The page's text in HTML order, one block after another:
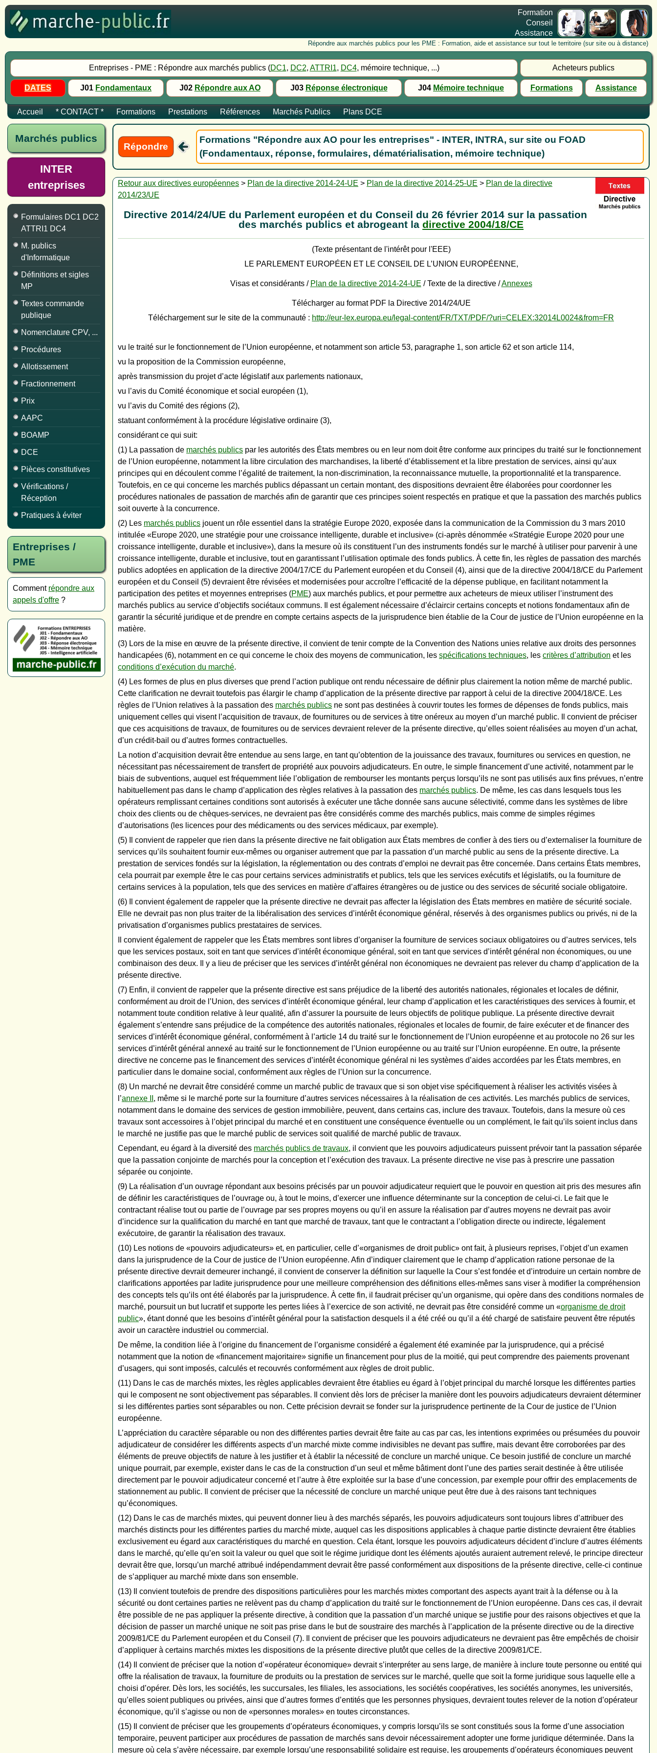
Formation
Conseil
Assistance
Répondre aux marchés publics pour les PME : Formation, aide et assistance sur tout le territoire (sur site ou à distance)
Entreprises - PME : Répondre aux marchés publics (DC1, DC2, ATTRI1, DC4, mémoire technique, ...) Acheteurs publics
DATES J01 Fondamentaux J02 Répondre aux AO J03 Réponse électronique J04 Mémoire technique Formations Assistance
Accueil * CONTACT * Formations Prestations Références Marchés Publics Plans DCE
Marchés publics
INTER
entreprises
Formulaires DC1 DC2
ATTRI1 DC4
M. publics
d'Informatique
Définitions et sigles
MP
Textes commande
publique
Nomenclature CPV, ...
Procédures
Allotissement
Fractionnement
Prix
AAPC
BOAMP
DCE
Pièces constitutives
Vérifications /
Réception
Pratiques à éviter
Entreprises /
PME
Comment répondre aux
appels d'offre ?
Répondre
Formations "Répondre aux AO pour les entreprises" - INTER, INTRA, sur site ou FOAD
(Fondamentaux, réponse, formulaires, dématérialisation, mémoire technique)
Retour aux directives européennes > Plan de la directive 2014-24-UE > Plan de la directive 2014-25-UE > Plan de la directive
2014/23/UE
Directive 2014/24/UE du Parlement européen et du Conseil du 26 février 2014 sur la passation
des marchés publics et abrogeant la directive 2004/18/CE
(Texte présentant de l'intérêt pour l'EEE)
LE PARLEMENT EUROPÉEN ET LE CONSEIL DE L’UNION EUROPÉENNE,
Visas et considérants / Plan de la directive 2014-24-UE / Texte de la directive /Annexes
Télécharger au format PDF la Directive 2014/24/UE
Téléchargement sur le site de la communauté : http://eur-lex.europa.eu/legal-content/FR/TXT/PDF/?uri=CELEX:32014L0024&from=FR
vu le traité sur le fonctionnement de l’Union européenne, et notamment son article 53, paragraphe 1, son article 62 et son article 114,
vu la proposition de la Commission européenne,
après transmission du projet d’acte législatif aux parlements nationaux,
vu l’avis du Comité économique et social européen (1),
vu l’avis du Comité des régions (2),
statuant conformément à la procédure législative ordinaire (3),
considérant ce qui suit:
(1) La passation de marchés publics par les autorités des États membres ou en leur nom doit être conforme aux principes du traité sur le fonctionnement
de l’Union européenne, notamment la libre circulation des marchandises, la liberté d’établissement et la libre prestation de services, ainsi qu’aux
principes qui en découlent comme l’égalité de traitement, la non-discrimination, la reconnaissance mutuelle, la proportionnalité et la transparence.
Toutefois, en ce qui concerne les marchés publics dépassant un certain montant, des dispositions devraient être élaborées pour coordonner les
procédures nationales de passation de marchés afin de garantir que ces principes soient respectés en pratique et que la passation des marchés publics
soit ouverte à la concurrence.
(2) Les marchés publics jouent un rôle essentiel dans la stratégie Europe 2020, exposée dans la communication de la Commission du 3 mars 2010
intitulée «Europe 2020, une stratégie pour une croissance intelligente, durable et inclusive» (ci-après dénommée «Stratégie Europe 2020 pour une
croissance intelligente, durable et inclusive»), dans la mesure où ils constituent l’un des instruments fondés sur le marché à utiliser pour parvenir à une
croissance intelligente, durable et inclusive, tout en garantissant l’utilisation optimale des fonds publics. À cette fin, les règles de passation des marchés
publics adoptées en application de la directive 2004/17/CE du Parlement européen et du Conseil (4), ainsi que de la directive 2004/18/CE du Parlement
européen et du Conseil (5) devraient être révisées et modernisées pour accroître l’efficacité de la dépense publique, en facilitant notamment la
participation des petites et moyennes entreprises (PME) aux marchés publics, et pour permettre aux acheteurs de mieux utiliser l’instrument des
marchés publics au service d’objectifs sociétaux communs. Il est également nécessaire d’éclaircir certains concepts et notions fondamentaux afin de
garantir la sécurité juridique et de prendre en compte certains aspects de la jurisprudence bien établie de la Cour de justice de l’Union européenne en la
matière.
(3) Lors de la mise en œuvre de la présente directive, il convient de tenir compte de la Convention des Nations unies relative aux droits des personnes
handicapées (6), notamment en ce qui concerne le choix des moyens de communication, les spécifications techniques, les critères d’attribution et les
conditions d’exécution du marché.
(4) Les formes de plus en plus diverses que prend l’action publique ont rendu nécessaire de définir plus clairement la notion même de marché public.
Cette clarification ne devrait toutefois pas élargir le champ d’application de la présente directive par rapport à celui de la directive 2004/18/CE. Les
règles de l’Union relatives à la passation des marchés publics ne sont pas destinées à couvrir toutes les formes de dépenses de fonds publics, mais
uniquement celles qui visent l’acquisition de travaux, de fournitures ou de services à titre onéreux au moyen d’un marché public. Il convient de préciser
que ces acquisitions de travaux, de fournitures ou de services devraient relever de la présente directive, qu’elles soient réalisées au moyen d’un achat,
d’un crédit-bail ou d’autres formes contractuelles.
La notion d’acquisition devrait être entendue au sens large, en tant qu’obtention de la jouissance des travaux, fournitures ou services en question, ne
nécessitant pas nécessairement de transfert de propriété aux pouvoirs adjudicateurs. En outre, le simple financement d’une activité, notamment par le
biais de subventions, auquel est fréquemment liée l’obligation de rembourser les montants perçus lorsqu’ils ne sont pas utilisés aux fins prévues, n’entre
habituellement pas dans le champ d’application des règles relatives à la passation des marchés publics. De même, les cas dans lesquels tous les
opérateurs remplissant certaines conditions sont autorisés à exécuter une tâche donnée sans aucune sélectivité, comme dans les systèmes de libre
choix des clients ou de chèques-services, ne devraient pas être considérés comme des marchés publics, mais comme de simples régimes
d’autorisations (les licences pour des médicaments ou des services médicaux, par exemple).
(5) Il convient de rappeler que rien dans la présente directive ne fait obligation aux États membres de confier à des tiers ou d’externaliser la fourniture de
services qu’ils souhaitent fournir eux-mêmes ou organiser autrement que par la passation d’un marché public au sens de la présente directive. La
prestation de services fondés sur la législation, la réglementation ou des contrats d’emploi ne devrait pas être concernée. Dans certains États membres,
cela pourrait par exemple être le cas pour certains services administratifs et publics, tels que les services exécutifs et législatifs, ou la fourniture de
certains services à la population, tels que des services en matière d’affaires étrangères ou de justice ou des services de sécurité sociale obligatoire.
(6) Il convient également de rappeler que la présente directive ne devrait pas affecter la législation des États membres en matière de sécurité sociale.
Elle ne devrait pas non plus traiter de la libéralisation des services d’intérêt économique général, réservés à des organismes publics ou privés, ni de la
privatisation d’organismes publics prestataires de services.
Il convient également de rappeler que les États membres sont libres d’organiser la fourniture de services sociaux obligatoires ou d’autres services, tels
que les services postaux, soit en tant que services d’intérêt économique général, soit en tant que services d’intérêt général non économiques, ou une
combinaison des deux. Il y a lieu de préciser que les services d’intérêt général non économiques ne devraient pas relever du champ d’application de la
présente directive.
(7) Enfin, il convient de rappeler que la présente directive est sans préjudice de la liberté des autorités nationales, régionales et locales de définir,
conformément au droit de l’Union, des services d’intérêt économique général, leur champ d’application et les caractéristiques des services à fournir, et
notamment toute condition relative à leur qualité, afin d’assurer la poursuite de leurs objectifs de politique publique. La présente directive devrait
également s’entendre sans préjudice de la compétence des autorités nationales, régionales et locales de fournir, de faire exécuter et de financer des
services d’intérêt économique général, conformément à l’article 14 du traité sur le fonctionnement de l’Union européenne et au protocole no 26 sur les
services d’intérêt général annexé au traité sur le fonctionnement de l’Union européenne ou au traité sur l’Union européenne. En outre, la présente
directive ne concerne pas le financement des services d’intérêt économique général ni les systèmes d’aides accordées par les États membres, en
particulier dans le domaine social, conformément aux règles de l’Union sur la concurrence.
(8) Un marché ne devrait être considéré comme un marché public de travaux que si son objet vise spécifiquement à réaliser les activités visées à
l’annexe II , même si le marché porte sur la fourniture d’autres services nécessaires à la réalisation de ces activités. Les marchés publics de services,
notamment dans le domaine des services de gestion immobilière, peuvent, dans certains cas, inclure des travaux. Toutefois, dans la mesure où ces
travaux sont accessoires à l’objet principal du marché et en constituent une conséquence éventuelle ou un complément, le fait qu’ils soient inclus dans
le marché ne justifie pas que le marché public de services soit qualifié de marché public de travaux.
Cependant, eu égard à la diversité des marchés publics de travaux, il convient que les pouvoirs adjudicateurs puissent prévoir tant la passation séparée
que la passation conjointe de marchés pour la conception et l’exécution des travaux. La présente directive ne vise pas à prescrire une passation
séparée ou conjointe.
(9) La réalisation d’un ouvrage répondant aux besoins précisés par un pouvoir adjudicateur requiert que le pouvoir en question ait pris des mesures afin
de définir les caractéristiques de l’ouvrage ou, à tout le moins, d’exercer une influence déterminante sur la conception de celui-ci. Le fait que le
contractant réalise tout ou partie de l’ouvrage par ses propres moyens ou qu’il en assure la réalisation par d’autres moyens ne devrait pas avoir
d’incidence sur la qualification du marché en tant que marché de travaux, tant que le contractant a l’obligation directe ou indirecte, légalement
exécutoire, de garantir la réalisation des travaux.
(10) Les notions de «pouvoirs adjudicateurs» et, en particulier, celle d’«organismes de droit public» ont fait, à plusieurs reprises, l’objet d’un examen
dans la jurisprudence de la Cour de justice de l’Union européenne. Afin d’indiquer clairement que le champ d’application ratione personae de la
présente directive devrait demeurer inchangé, il convient de conserver la définition sur laquelle la Cour s’est fondée et d’introduire un certain nombre de
clarifications apportées par ladite jurisprudence pour une meilleure compréhension des définitions elles-mêmes sans viser à modifier la compréhension
des concepts tels qu’ils ont été élaborés par la jurisprudence. À cette fin, il faudrait préciser qu’un organisme, qui opère dans des conditions normales de
marché, poursuit un but lucratif et supporte les pertes liées à l’exercice de son activité, ne devrait pas être considéré comme un «organisme de droit
public», étant donné que les besoins d’intérêt général pour la satisfaction desquels il a été créé ou qu’il a été chargé de satisfaire peuvent être réputés
avoir un caractère industriel ou commercial.
De même, la condition liée à l’origine du financement de l’organisme considéré a également été examinée par la jurisprudence, qui a précisé
notamment que la notion de «financement majoritaire» signifie un financement pour plus de la moitié, qui peut comprendre des paiements provenant
d’usagers, qui sont imposés, calculés et recouvrés conformément aux règles de droit public.
(11) Dans le cas de marchés mixtes, les règles applicables devraient être établies eu égard à l’objet principal du marché lorsque les différentes parties
qui le composent ne sont objectivement pas séparables. Il convient dès lors de préciser la manière dont les pouvoirs adjudicateurs devraient déterminer
si les différentes parties sont séparables ou non. Cette précision devrait se fonder sur la jurisprudence pertinente de la Cour de justice de l’Union
européenne.
L’appréciation du caractère séparable ou non des différentes parties devrait être faite au cas par cas, les intentions exprimées ou présumées du pouvoir
adjudicateur de considérer les différents aspects d’un marché mixte comme indivisibles ne devant pas suffire, mais devant être corroborées par des
éléments de preuve objectifs de nature à les justifier et à établir la nécessité de conclure un marché unique. Ce besoin justifié de conclure un marché
unique pourrait, par exemple, exister dans le cas de la construction d’un seul et même bâtiment dont l’une des parties serait destinée à être utilisée
directement par le pouvoir adjudicateur concerné et l’autre à être exploitée sur la base d’une concession, par exemple pour offrir des emplacements de
stationnement au public. Il convient de préciser que la nécessité de conclure un marché unique peut être due à des raisons tant techniques
qu’économiques.
(12) Dans le cas de marchés mixtes, qui peuvent donner lieu à des marchés séparés, les pouvoirs adjudicateurs sont toujours libres d’attribuer des
marchés distincts pour les différentes parties du marché mixte, auquel cas les dispositions applicables à chaque partie distincte devraient être établies
exclusivement eu égard aux caractéristiques du marché en question. Cela étant, lorsque les pouvoirs adjudicateurs décident d’inclure d’autres éléments
dans le marché, qu’elle qu’en soit la valeur ou quel que soit le régime juridique dont les éléments ajoutés auraient autrement relevé, le principe directeur
devrait être que, lorsqu’un marché attribué indépendamment devrait être passé conformément aux dispositions de la présente directive, celle-ci continue
de s’appliquer au marché mixte dans son ensemble.
(13) Il convient toutefois de prendre des dispositions particulières pour les marchés mixtes comportant des aspects ayant trait à la défense ou à la
sécurité ou dont certaines parties ne relèvent pas du champ d’application du traité sur le fonctionnement de l’Union européenne. Dans ces cas, il devrait
être possible de ne pas appliquer la présente directive, à condition que la passation d’un marché unique se justifie pour des raisons objectives et que la
décision de passer un marché unique ne soit pas prise dans le but de soustraire des marchés à l’application de la présente directive ou de la directive
2009/81/CE du Parlement européen et du Conseil (7). Il convient de préciser que les pouvoirs adjudicateurs ne devraient pas être empêchés de choisir
d’appliquer à certains marchés mixtes les dispositions de la présente directive plutôt que celles de la directive 2009/81/CE.
(14) Il convient de préciser que la notion d’«opérateur économique» devrait s’interpréter au sens large, de manière à inclure toute personne ou entité qui
offre la réalisation de travaux, la fourniture de produits ou la prestation de services sur le marché, quelle que soit la forme juridique sous laquelle elle a
choisi d’opérer. Dès lors, les sociétés, les succursales, les filiales, les associations, les sociétés coopératives, les sociétés anonymes, les universités,
qu’elles soient publiques ou privées, ainsi que d’autres formes d’entités que les personnes physiques, devraient toutes relever de la notion d’opérateur
économique, qu’il s’agisse ou non de «personnes morales» en toutes circonstances.
(15) Il convient de préciser que les groupements d’opérateurs économiques, y compris lorsqu’ils se sont constitués sous la forme d’une association
temporaire, peuvent participer aux procédures de passation de marchés sans devoir nécessairement adopter une forme juridique déterminée. Dans la
mesure où cela s’avère nécessaire, par exemple lorsqu’une responsabilité solidaire est requise, les groupements d’opérateurs économiques peuvent